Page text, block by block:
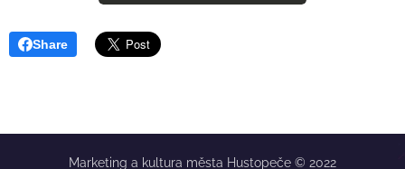
Share
Marketing a kultura města Hustopeče © 2022